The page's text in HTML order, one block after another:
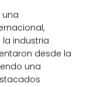
una
industria
desde la
una